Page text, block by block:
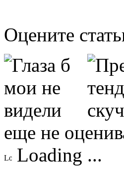
Оцените
еще не
Loading ...